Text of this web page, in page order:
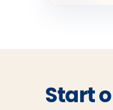
Start